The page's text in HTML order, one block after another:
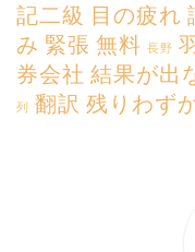
記二級 目の疲れ
み 緊張 無料 長野
券会社 結果が出
列 翻訳 残りわず